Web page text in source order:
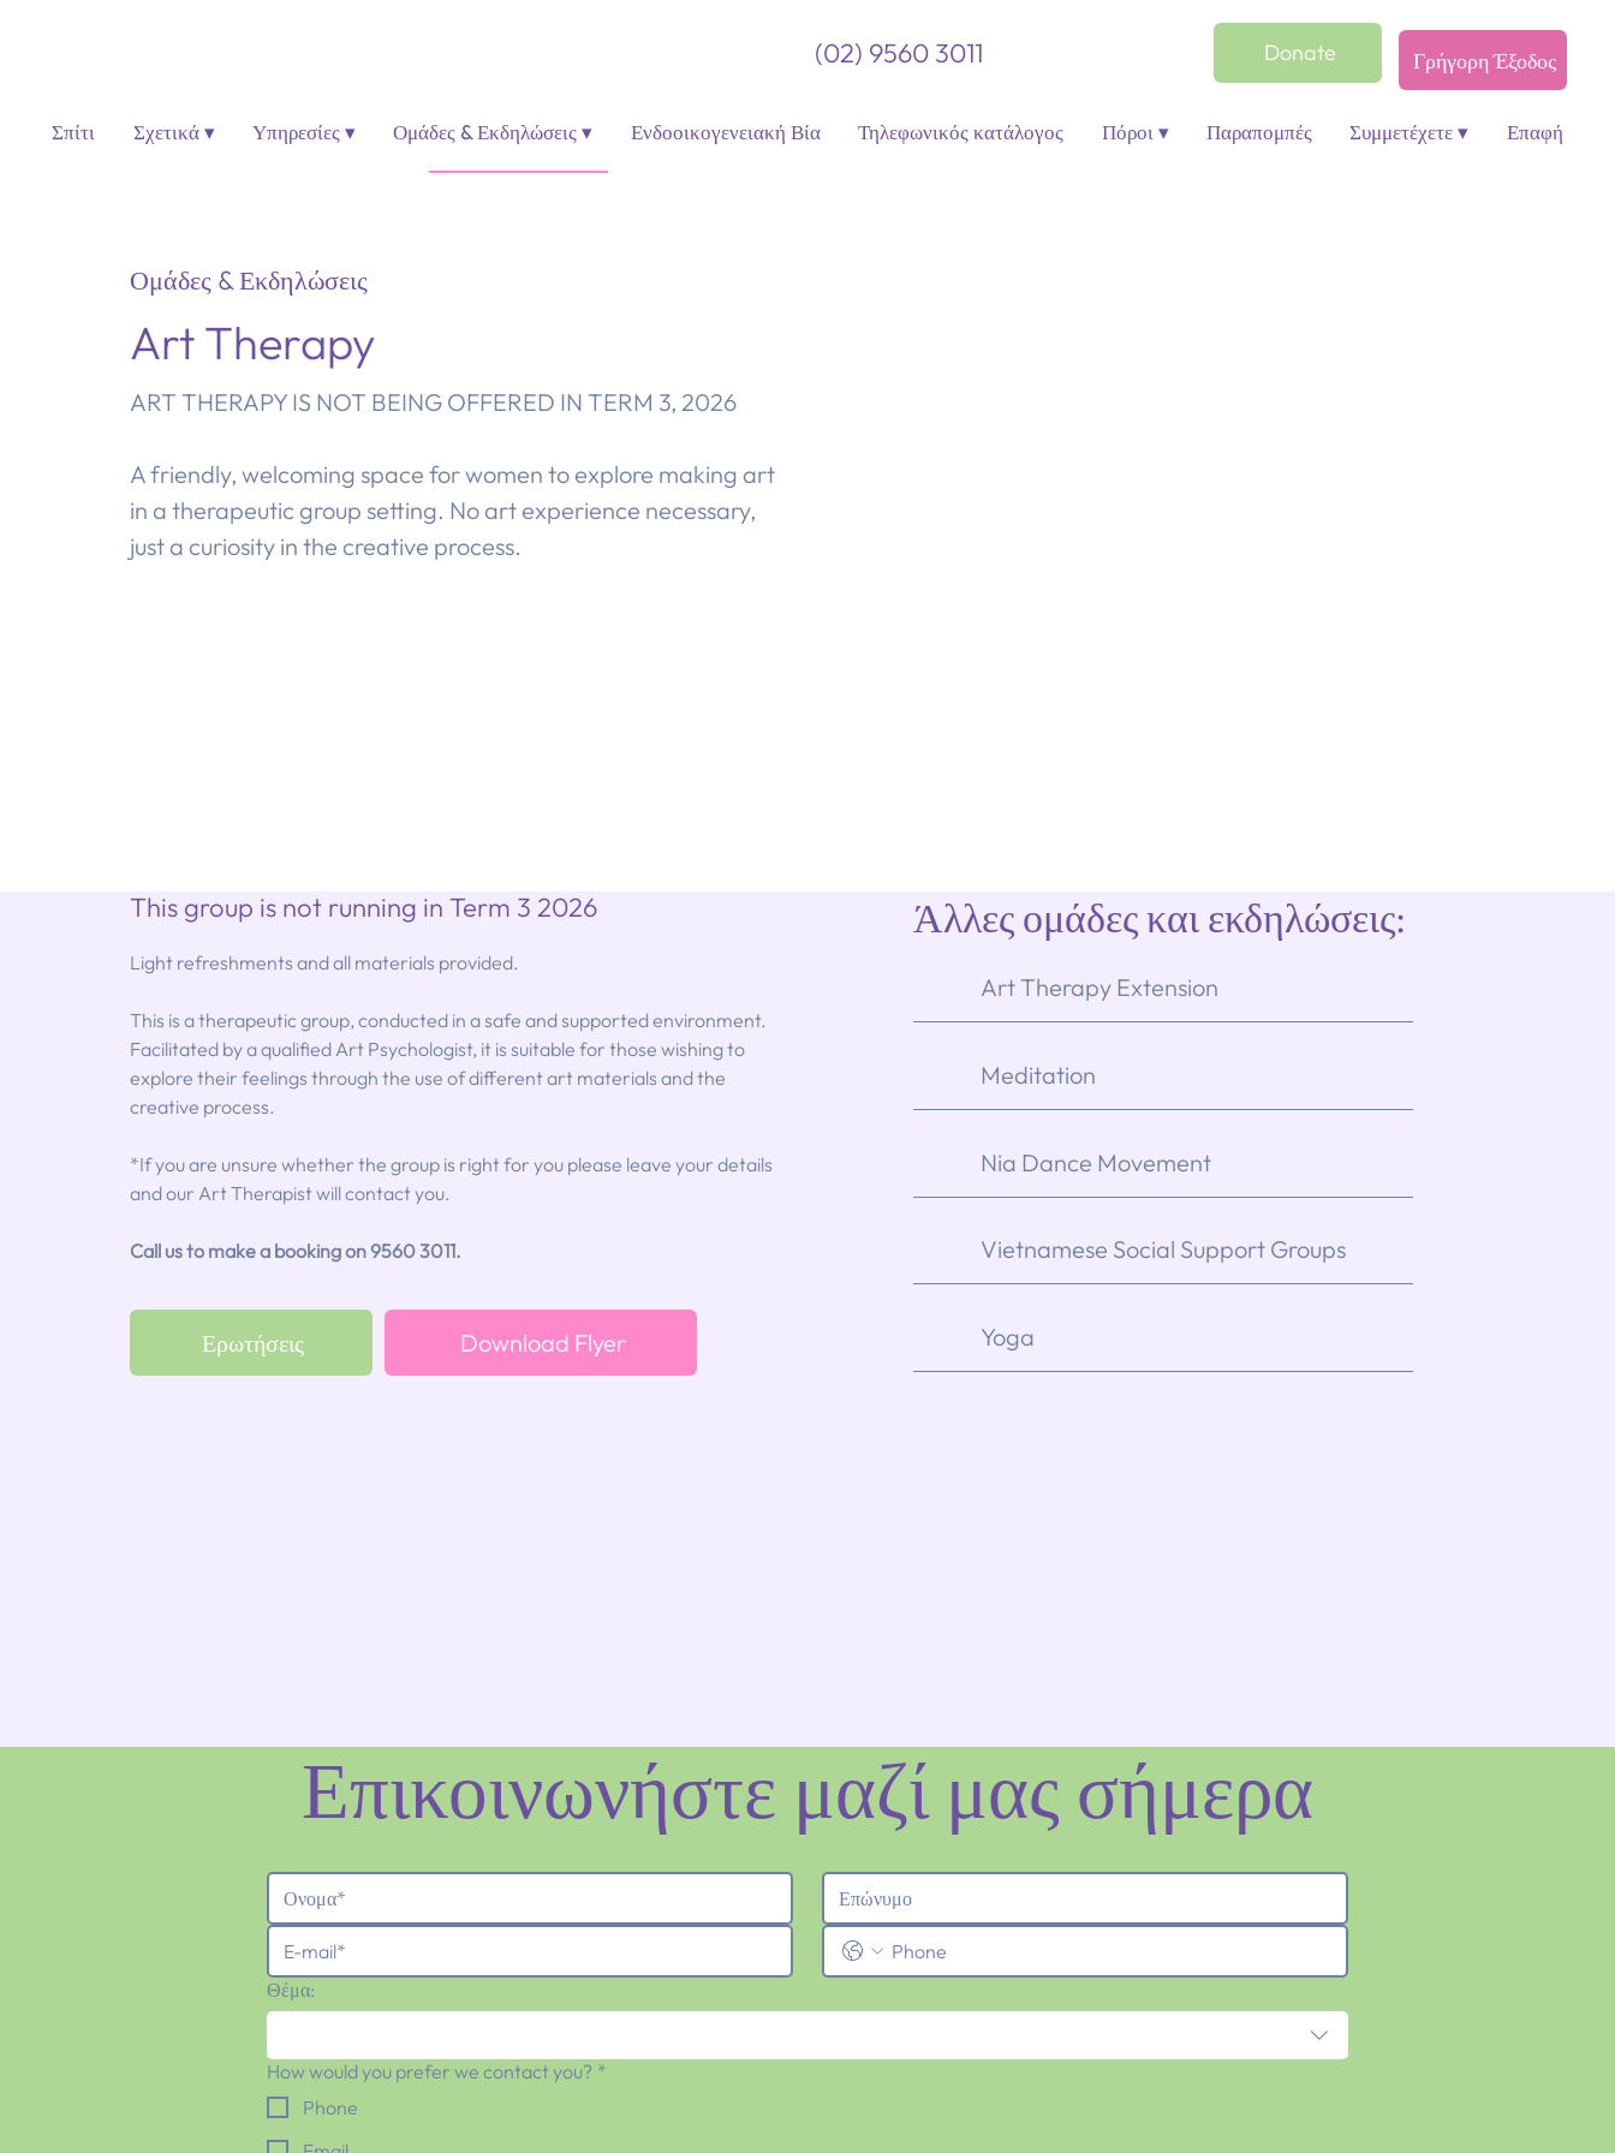
Σπίτι Σχετικά ▾ Υπηρεσίες ▾ Ομάδες & Εκδηλώσεις ▾ Ενδοοικογενειακή Βία Τηλεφωνικός κατάλογος Πόροι ▾ Παραπομπές Συμμετέχετε ▾ Επαφή
(02) 9560 3011 Donate
Ομάδες & Εκδηλώσεις
Art Therapy
ART THERAPY IS NOT BEING OFFERED IN TERM 3, 2026
A friendly, welcoming space for women to explore making art
in a therapeutic group setting. No art experience necessary,
just a curiosity in the creative process.
This group is not running in Term 3 2026
Light refreshments and all materials provided.
This is a therapeutic group, conducted in a safe and supported environment.
Facilitated by a qualified Art Psychologist, it is suitable for those wishing to
explore their feelings through the use of different art materials and the
creative process.
*If you are unsure whether the group is right for you please leave your details
and our Art Therapist will contact you.
Call us to make a booking on 9560 3011.
Ερωτήσεις Download Flyer
Άλλες ομάδες και εκδηλώσεις:
Art Therapy Extension
Meditation
Nia Dance Movement
Vietnamese Social Support Groups
Yoga
Επικοινωνήστε μαζί μας σήμερα
Θέμα:
How would you prefer we contact you? *
Phone
Γρήγορη Έξοδος